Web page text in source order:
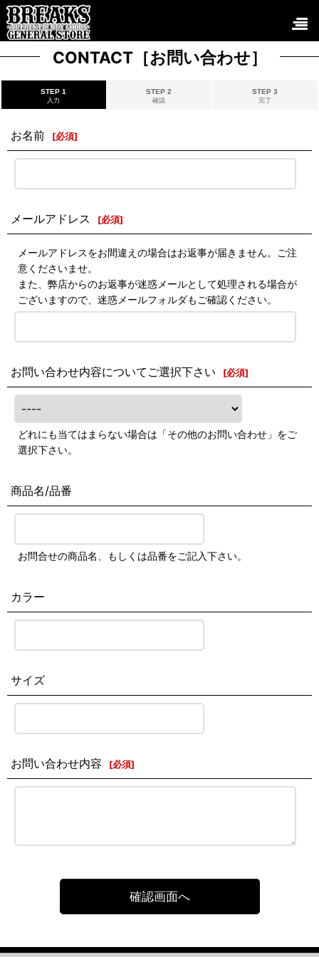
CONTACT［お問い合わせ］
STEP 1
入力
STEP 2
確認
STEP 3
完了
お名前 [必須]
メールアドレス [必須]
メールアドレスをお間違えの場合はお返事が届きません。ご注
意くださいませ。
また、弊店からのお返事が迷惑メールとして処理される場合が
ございますので、迷惑メールフォルダもご確認ください。
お問い合わせ内容についてご選択下さい [必須]
どれにも当てはまらない場合は「その他のお問い合わせ」をご
選択下さい。
商品名/品番
お問合せの商品名、もしくは品番をご記入下さい。
カラー
サイズ
お問い合わせ内容 [必須]
確認画面へ